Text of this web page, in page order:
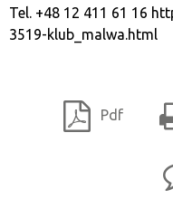
Tel. +48 12 411 61 16
3519-klub_malwa.html
Pdf